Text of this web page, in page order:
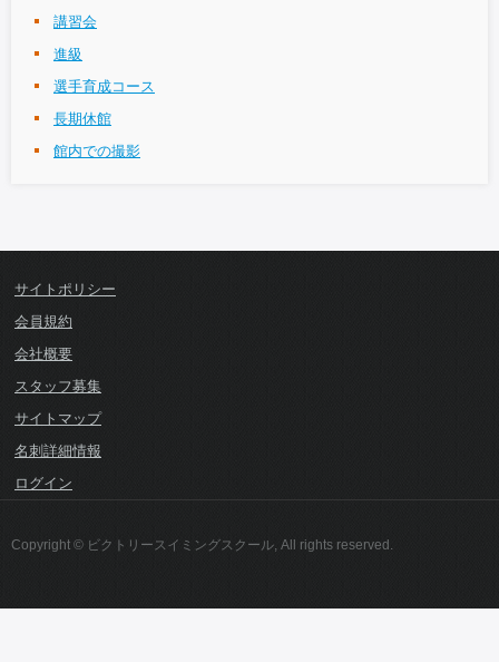
講習会
進級
選手育成コース
長期休館
館内での撮影
サイトポリシー
会員規約
会社概要
スタッフ募集
サイトマップ
名刺詳細情報
ログイン
Copyright © ビクトリースイミングスクール, All rights reserved.